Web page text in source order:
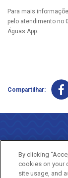
Para mais
pelo atendimento no
Águas App.
Compartilhar:
By clicking
cookies on your
site usage, and